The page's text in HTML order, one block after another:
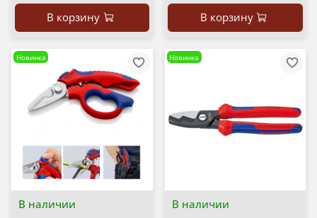
В корзину В корзину
В наличии
Новинка
В наличии
Новинка